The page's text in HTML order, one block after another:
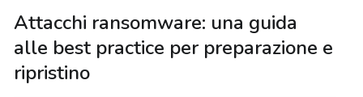
Attacchi ransomware: una guida
alle best practice per preparazione e
ripristino